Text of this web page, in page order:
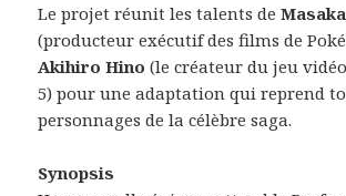
Le projet réunit les talents de
(producteur exécutif des films de
Akihiro Hino (le créateur du jeu
5) pour une adaptation qui reprend
personnages de la célèbre saga.
Synopsis